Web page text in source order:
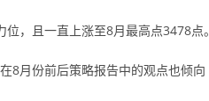
，且一直上涨至8月最高点3478点。
8月份前后策略报告中的观点也倾向